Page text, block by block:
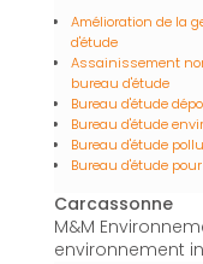
Amélioration de la
d'étude
Assainissement
bureau d'étude
Bureau d'étude
Bureau d'étude
Bureau d'étude
Bureau d'étude
Carcassonne
M&M
environnement